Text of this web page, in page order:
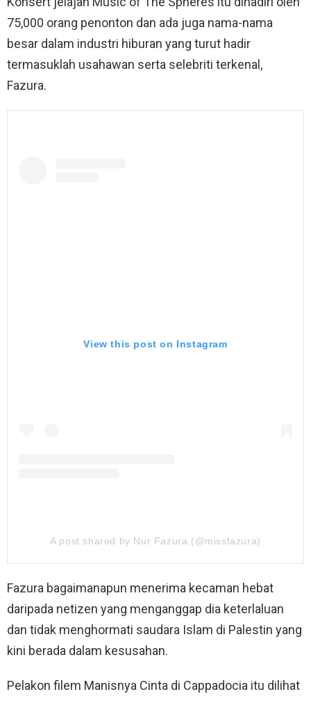
75,000 orang penonton dan ada juga nama-nama
besar dalam industri hiburan yang turut hadir
termasuklah usahawan serta selebriti terkenal,
Fazura.
View this post on Instagram
A post shared by Nur Fazura (@missfazura)
Fazura bagaimanapun menerima kecaman hebat
daripada netizen yang menganggap dia keterlaluan
dan tidak menghormati saudara Islam di Palestin yang
kini berada dalam kesusahan.
Pelakon filem Manisnya Cinta di Cappadocia itu dilihat